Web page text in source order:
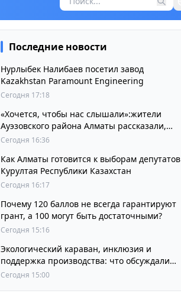
Последние новости
Нурлыбек Налибаев посетил завод
Kazakhstan Paramount Engineering
Сегодня 17:18
«Хочется, чтобы нас слышали»:жители
Ауэзовского района Алматы рассказали,
чего ждут от выборов депутатов Курултая
Сегодня 16:36
Как Алматы готовится к выборам депутатов
Курултая Республики Казахстан
Сегодня 16:17
Почему 120 баллов не всегда гарантируют
грант, а 100 могут быть достаточными?
Сегодня 15:16
Экологический караван, инклюзия и
поддержка производства: что обсуждали
партии в регионах
Сегодня 15:00